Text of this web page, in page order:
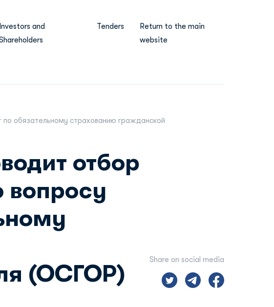
Investors and
Tenders
Return to the main
website
обязательному страхованию гражданской
отбор
вопросу
(ОСГОР)
Share on social media